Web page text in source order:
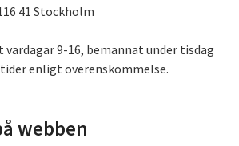
41 Stockholm
9-16, bemannat under tisdag
enligt överenskommelse.
webben